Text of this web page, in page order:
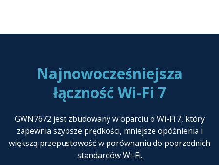
Najnowocześniejsza
łączność Wi-Fi 7
GWN7672 jest zbudowany w oparciu o Wi-Fi 7, który
zapewnia szybsze prędkości, mniejsze opóźnienia i
większą przepustowość w porównaniu do poprzednich
standardów Wi-Fi.